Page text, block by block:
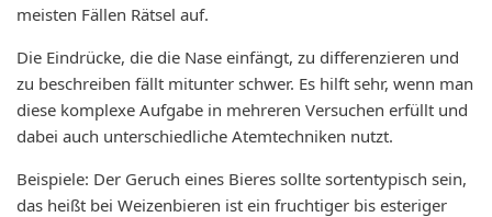
meisten Fällen Rätsel auf.
Die Eindrücke, die die Nase einfängt, zu differenzieren und
zu beschreiben fällt mitunter schwer. Es hilft sehr, wenn man
diese komplexe Aufgabe in mehreren Versuchen erfüllt und
dabei auch unterschiedliche Atemtechniken nutzt.
Beispiele: Der Geruch eines Bieres sollte sortentypisch sein,
das heißt bei Weizenbieren ist ein fruchtiger bis esteriger